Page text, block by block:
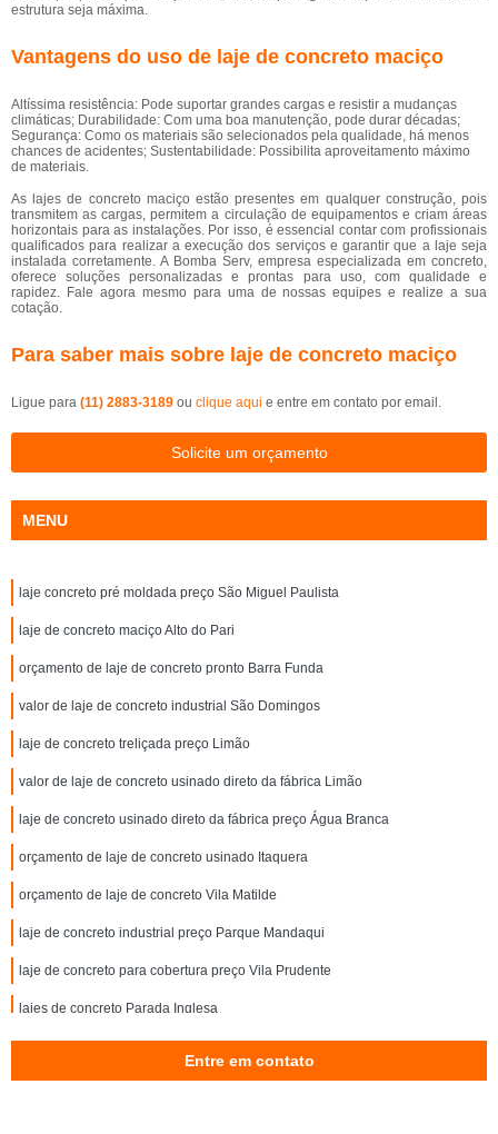
estrutura seja máxima.
Vantagens do uso de laje de concreto maciço
Altíssima resistência: Pode suportar grandes cargas e resistir a mudanças
climáticas; Durabilidade: Com uma boa manutenção, pode durar décadas;
Segurança: Como os materiais são selecionados pela qualidade, há menos
chances de acidentes; Sustentabilidade: Possibilita aproveitamento máximo
de materiais.
As lajes de concreto maciço estão presentes em qualquer construção, pois
transmitem as cargas, permitem a circulação de equipamentos e criam áreas
horizontais para as instalações. Por isso, é essencial contar com profissionais
qualificados para realizar a execução dos serviços e garantir que a laje seja
instalada corretamente. A Bomba Serv, empresa especializada em concreto,
oferece soluções personalizadas e prontas para uso, com qualidade e
rapidez. Fale agora mesmo para uma de nossas equipes e realize a sua
cotação.
Para saber mais sobre laje de concreto maciço
Ligue para (11) 2883-3189 ou clique aqui e entre em contato por email.
Solicite um orçamento
MENU
laje concreto pré moldada preço São Miguel Paulista
laje de concreto maciço Alto do Pari
orçamento de laje de concreto pronto Barra Funda
valor de laje de concreto industrial São Domingos
laje de concreto treliçada preço Limão
valor de laje de concreto usinado direto da fábrica Limão
laje de concreto usinado direto da fábrica preço Água Branca
orçamento de laje de concreto usinado Itaquera
orçamento de laje de concreto Vila Matilde
laje de concreto industrial preço Parque Mandaqui
laje de concreto para cobertura preço Vila Prudente
lajes de concreto Parada Inglesa
laje de concreto para cobertura preço Artur Alvim
Entre em contato